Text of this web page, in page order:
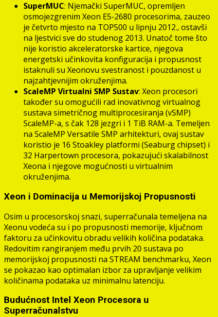
SuperMUC: Njemački SuperMUC, opremljen
osmojezgrenim Xeon E5-2680 procesorima, zauzeo
je četvrto mjesto na TOP500 u lipnju 2012., ostavši
na ljestvici sve do studenog 2013. Unatoč tome što
nije koristio akceleratorske kartice, njegova
energetski učinkovita konfiguracija i propusnost
istaknuli su Xeonovu svestranost i pouzdanost u
najzahtjevnijim okruženjima.
ScaleMP Virtualni SMP Sustav: Xeon procesori
također su omogućili rad inovativnog virtualnog
sustava simetričnog multiprocesiranja (vSMP)
ScaleMP-a, s čak 128 jezgri i 1 TiB RAM-a. Temeljen
na ScaleMP Versatile SMP arhitekturi, ovaj sustav
koristio je 16 Stoakley platformi (Seaburg chipset) i
32 Harpertown procesora, pokazujući skalabilnost
Xeona i njegove mogućnosti u virtualnim
okruženjima.
Xeon i Dominacija u Memorijskoj Propusnosti
Osim u procesorskoj snazi, superračunala temeljena na
Xeonu vodeća su i po propusnosti memorije, ključnom
faktoru za učinkovitu obradu velikih količina podataka.
Redovitim rangiranjem među prvih 20 sustava po
memorijskoj propusnosti na STREAM benchmarku, Xeon
se pokazao kao optimalan izbor za upravljanje velikim
količinama podataka uz minimalnu latenciju.
Budućnost Intel Xeon Procesora u
Superračunalstvu